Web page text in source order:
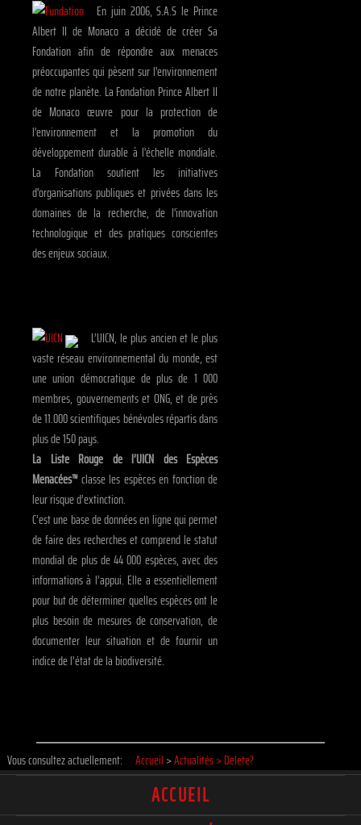
En juin 2006, S.A.S le Prince
Albert II de Monaco a décidé de créer Sa
Fondation afin de répondre aux menaces
préoccupantes qui pèsent sur l'environnement
de notre planète. La Fondation Prince Albert II
de Monaco œuvre pour la protection de
l'environnement et la promotion du
développement durable à l'échelle mondiale.
La Fondation soutient les initiatives
d'organisations publiques et privées dans les
domaines de la recherche, de l'innovation
technologique et des pratiques conscientes
des enjeux sociaux.
L’UICN, le plus ancien et le plus
vaste réseau environnemental du monde, est
une union démocratique de plus de 1 000
membres, gouvernements et ONG, et de près
de 11.000 scientifiques bénévoles répartis dans
plus de 150 pays.
La Liste Rouge de l’UICN des Espèces
Menacées™classe les espèces en fonction de
leur risque d’extinction.
C’est une base de données en ligne qui permet
de faire des recherches et comprend le statut
mondial de plus de 44 000 espèces, avec des
informations à l’appui. Elle a essentiellement
pour but de déterminer quelles espèces ont le
plus besoin de mesures de conservation, de
documenter leur situation et de fournir un
indice de l’état de la biodiversité.
Vous consultez actuellement: Accueil >Actualités>Delete?
ACCUEIL